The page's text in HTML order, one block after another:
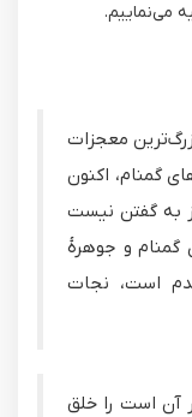
می‌نماییم.
معجزات
گمنام، اکنون
به گفتن نیست
گمنام و جوهرۀ
است، نجات
آن است را خلق